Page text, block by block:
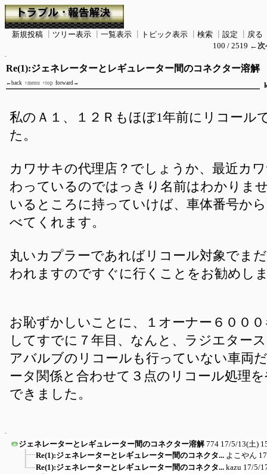
新規投稿 ツリー表示 一覧表示 トピック表示 検索 設定
戻る
100 / 2519 ←次
Re(1):ジェネレーターとレギュレーター間のコネクター溶解
←back ↑menu ↑top forward→
私のＡ１、１２Ｒもほぼ1年前にリコール
た。
カワサキの代理店？でしょうか、最近カ
わっているのではっきり名前はわかりま
いるところに持っていけば、車体番号か
べてくれます。
丸いカプラーであればリコール対象でま
われますのですぐに行くことをお勧めし
お恥ずかしいことに、１オーナー６００
してすでに７年目、なんと、ラジエター
アバルブのリコールも行っていない車両
ータ関係と合わせて３点のリコール処理
できました。
ジェネレーターとレギュレーター間のコネクター溶解 774 17/5/13(土)
Re(1):ジェネレーターとレギュレーター間のコネクタ... よこやん
Re(1):ジェネレーターとレギュレーター間のコネクタ... kazu 17/5/